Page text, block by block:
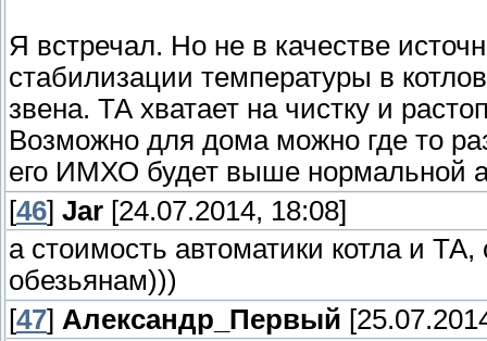
Я встречал. Но не в качестве
стабилизации температуры в
звена. ТА хватает на чистку и
Возможно для дома можно где то
его ИМХО будет выше нормальной
[46] Jar [24.07.2014, 18:08]
а стоимость автоматики котла и
обезьянам)))
[47] Александр_Первый